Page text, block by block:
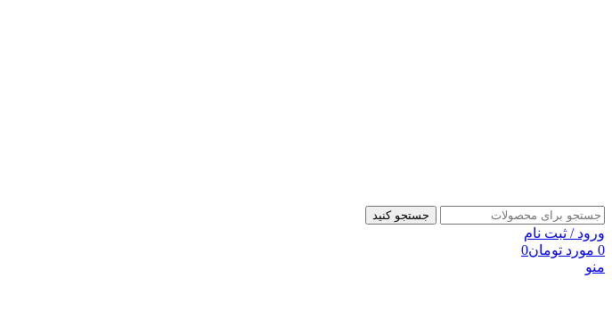
جستجو کنید
ورود / ثبت نام
0 مورد تومان0
منو